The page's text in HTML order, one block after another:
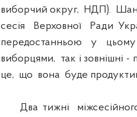
виборчий округ, НДП).
сесія Верховної Ради
передостанньою у
виборцями, так і
це, що вона буде
Два тижні міжсесійного